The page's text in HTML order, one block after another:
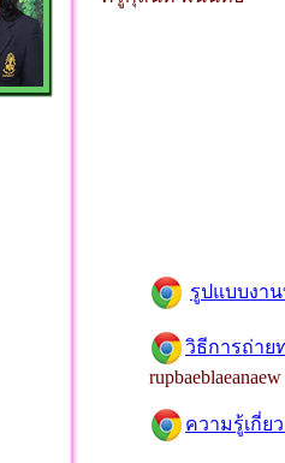
รูปแบบงา
วิธีการถ่าย
rupbaeblaeanaew
ความรู้เกี่ย